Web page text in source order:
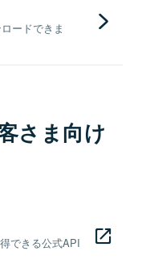
ードできま
さま向け
できる公式API